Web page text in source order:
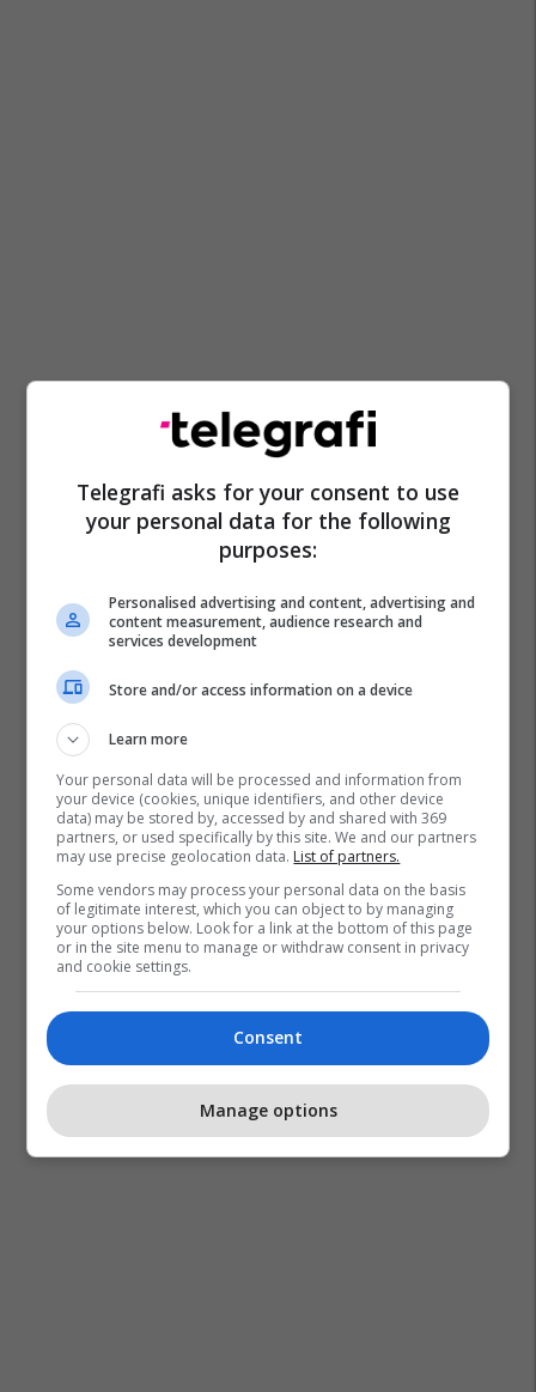
Spitali Klinik 'nënë Tereza' Shkup
Telegrafi asks for your consent to use
your personal data for the following
purposes:
Personalised advertising and content, advertising and
content measurement, audience research and
services development
Store and/or access information on a device
Learn more
Your personal data will be processed and information from
your device (cookies, unique identifiers, and other device
data) may be stored by, accessed by and shared with 369
partners, or used specifically by this site. We and our partners
may use precise geolocation data. List of partners.
Some vendors may process your personal data on the basis
of legitimate interest, which you can object to by managing
your options below. Look for a link at the bottom of this page
or in the site menu to manage or withdraw consent in privacy
and cookie settings.
Consent
Manage options